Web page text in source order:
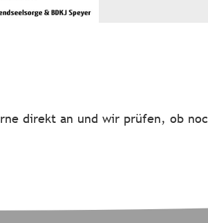
direkt an und wir prüfen, ob